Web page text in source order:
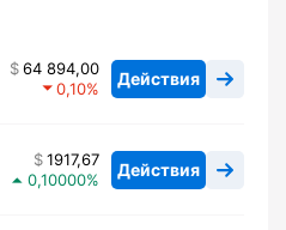
64 894,00
0,10
Действия
1917,67
0,10000
Действия